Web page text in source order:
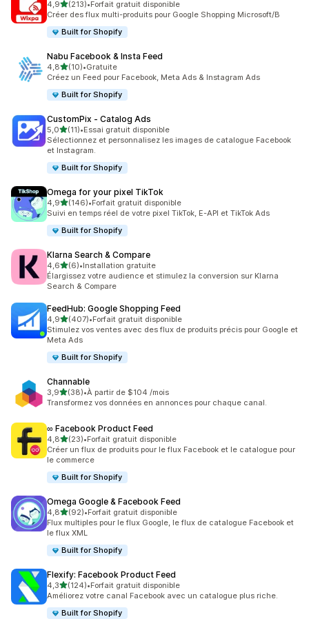
4,9étoile(s) sur 5
(213)
213 avis au total
•Forfait gratuit disponible
Créer des flux multi-produits pour Google Shopping Microsoft/B
Built for Shopify
Nabu Facebook & Insta Feed
4,8étoile(s) sur 5
(10)
10 avis au total
•Gratuite
Créez un Feed pour Facebook, Meta Ads & Instagram Ads
Built for Shopify
CustomPix ‑ Catalog Ads
5,0étoile(s) sur 5
(11)
11 avis au total
•Essai gratuit disponible
Sélectionnez et personnalisez les images de catalogue Facebook
et Instagram.
Built for Shopify
Omega for your pixel TikTok
4,9étoile(s) sur 5
(146)
146 avis au total
•Forfait gratuit disponible
Suivi en temps réel de votre pixel TikTok, E-API et TikTok Ads
Built for Shopify
Klarna Search & Compare
4,6étoile(s) sur 5
(6)
6 avis au total
•Installation gratuite
Élargissez votre audience et stimulez la conversion sur Klarna
Search & Compare
FeedHub: Google Shopping Feed
4,9étoile(s) sur 5
(407)
407 avis au total
•Forfait gratuit disponible
Stimulez vos ventes avec des flux de produits précis pour Google et
Meta Ads
Built for Shopify
Channable
3,9étoile(s) sur 5
(38)
38 avis au total
•À partir de $104 /mois
Transformez vos données en annonces pour chaque canal.
∞ Facebook Product Feed
4,8étoile(s) sur 5
(23)
23 avis au total
•Forfait gratuit disponible
Créer un flux de produits pour le flux Facebook et le catalogue pour
le commerce
Built for Shopify
Omega Google & Facebook Feed
4,8étoile(s) sur 5
(92)
92 avis au total
•Forfait gratuit disponible
Flux multiples pour le flux Google, le flux de catalogue Facebook et
le flux XML
Built for Shopify
Flexify: Facebook Product Feed
4,3étoile(s) sur 5
(124)
124 avis au total
•Forfait gratuit disponible
Améliorez votre canal Facebook avec un catalogue plus riche.
Built for Shopify